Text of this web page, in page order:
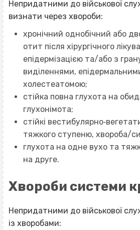
Непридатними до військової
визнати через хвороби:
хронічний однобічний або
отит після хірургічного
епідермізацією та/або з
виділеннями,
холестеатомою;
стійка повна глухота на
глухонімота;
стійкі
тяжкого ступеню, хвороба/
глухота на одне вухо та
на друге.
Хвороби системи
Непридатними до військової
із хворобами: